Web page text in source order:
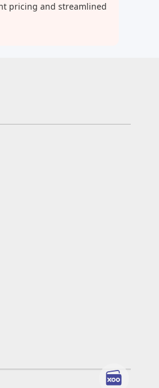
pricing and streamlined